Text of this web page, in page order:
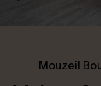
Mouzeil